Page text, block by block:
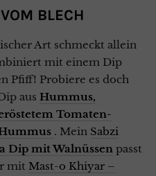
VOM BLECH
Art schmeckt allein
mit einem Dip
Pfiff! Probiere es doch
aus Hummus,
Tomaten-
. Mein Sabzi
Dip mit Walnüssen passt
mit Mast-o Khiyar –